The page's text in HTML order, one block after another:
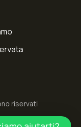
riservati